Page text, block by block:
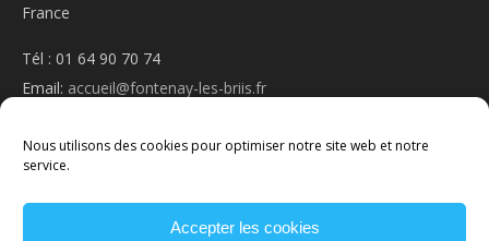
Nous utilisons des cookies pour optimiser notre site web et notre
service.
Accepter les cookies
France
Tél : 01 64 90 70 74
Email: accueil@fontenay-les-briis.fr
NOUS CONTACTER